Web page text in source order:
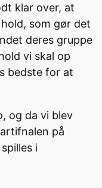
klar over, at
som gør det
deres gruppe
vi skal op
bedste for at
og da vi blev
på
i